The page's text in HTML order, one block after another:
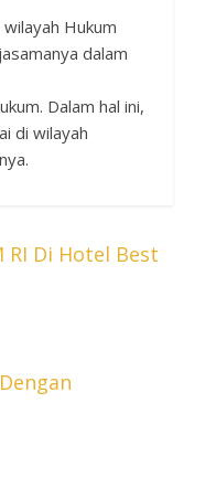
Hukum
dalam
Dalam hal ini,
di wilayah
RI Di Hotel Best